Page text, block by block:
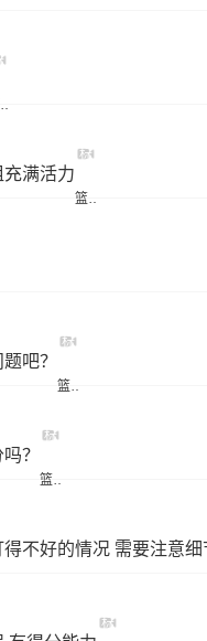
篮球
满活力
标
篮球
吧？
标
篮球
？
标
篮球
不好的情况 需要注意细
标